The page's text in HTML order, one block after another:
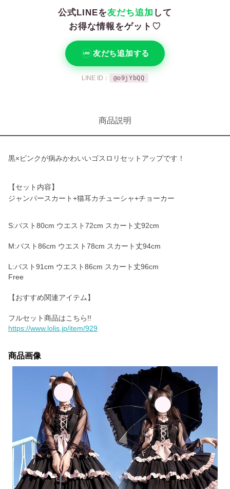
公式LINEを友だち追加 して
お得な情報をゲット♡
友だち追加する
LINE ID： @o9jYbQQ
商品説明
黒×ピンクが病みかわいいゴスロリセットアップです！
【セット内容】
ジャンパースカート+猫耳カチューシャ+チョーカー
S:バスト80cm ウエスト72cm スカート丈92cm
M:バスト86cm ウエスト78cm スカート丈94cm
L:バスト91cm ウエスト86cm スカート丈96cm
Free
【おすすめ関連アイテム】
https://www.lolis.jp/item/929
商品画像